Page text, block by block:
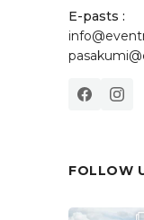
E-pasts :
FOLLOW